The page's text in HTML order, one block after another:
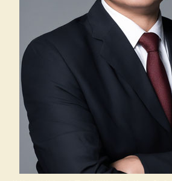
关于我们